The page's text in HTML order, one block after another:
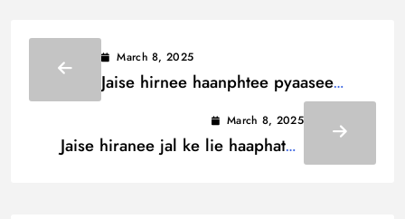
March 8, 2025
Jaise hirnee haanphtee pyaasee
March 8, 2025
Jaise hiranee jal ke lie haaphatee